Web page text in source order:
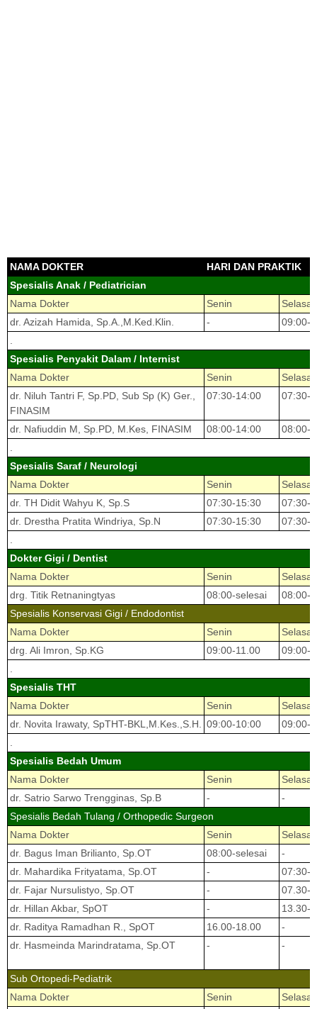
NAMA DOKTER
HARI DAN PRAKTIK
Spesialis Anak / Pediatrician
Nama Dokter
Senin
Selasa
dr. Azizah Hamida, Sp.A.,M.Ked.Klin.
-
09:00-
Spesialis Penyakit Dalam / Internist
Nama Dokter
Senin
Selasa
dr. Niluh Tantri F, Sp.PD, Sub Sp (K) Ger.,
FINASIM
07:30-14:00 07:30-
dr. Nafiuddin M, Sp.PD, M.Kes, FINASIM 08:00-14:00
08:00-
Spesialis Saraf / Neurologi
Nama Dokter
Senin
Selasa
dr. TH Didit Wahyu K, Sp.S
07:30-15:30
07:30-
dr. Drestha Pratita Windriya, Sp.N
07:30-15:30
07:30-
Dokter Gigi / Dentist
Nama Dokter
Senin
Selasa
drg. Titik Retnaningtyas
08:00-selesai
08:00-
Spesialis Konservasi Gigi / Endodontist
Nama Dokter
Senin
Selasa
drg. Ali Imron, Sp.KG
09:00-11.00
09:00-
Spesialis THT
Nama Dokter
Senin
Selasa
dr. Novita Irawaty, SpTHT-BKL,M.Kes.,S.H.
09:00-10:00
09:00-
Spesialis Bedah Umum
Nama Dokter
Senin
Selasa
dr. Satrio Sarwo Trengginas, Sp.B
-
-
Spesialis Bedah Tulang / Orthopedic Surgeon
Nama Dokter
Senin
Selasa
dr. Bagus Iman Brilianto, Sp.OT
08:00-selesai
-
dr. Mahardika Frityatama, Sp.OT
-
07:30-
dr. Fajar Nursulistyo, Sp.OT
-
07.30-
dr. Hillan Akbar, SpOT
-
13.30-
dr. Raditya Ramadhan R., SpOT
16.00-18.00
-
dr. Hasmeinda Marindratama, Sp.OT
- -
Sub Ortopedi-Pediatrik
Nama Dokter
Senin
Selasa